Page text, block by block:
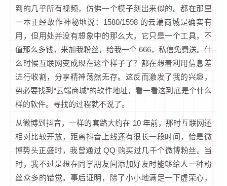
到的几乎所有视频，仿佛一个模子刻出来似的。都在那里
一本正经故作神秘地说：1580/1598 的云端商城是确实有
用，但用处并没有想象中的那么大，它只是一个工具，不
值那么多钱，来加我粉丝，给我一个 666，私信免费送。什
么时候互联网变成现在这个样子了？都在想着利用信息差
进行收割，分享精神荡然无存。这反而激发了我的兴趣，
势必要找到“云端商城”的软件地址，看一看这到底是个什么
样的软件。寻找的过程就不说了。
从微博到抖音，一样的套路大约在 10 年前，那时互联网还
相对比较开放，距离抖音上线还有很长一段时间，恰是微
博势头正盛时，我曾通过 QQ 购买过几千个微博粉丝。当
时，我不过是想在同学朋友间添加好友时能够给人一种粉
丝众多的错觉。事后证明，除了小小地满足一下虚荣心，